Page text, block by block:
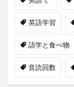
英語学習
語学と食べ物
音読回数